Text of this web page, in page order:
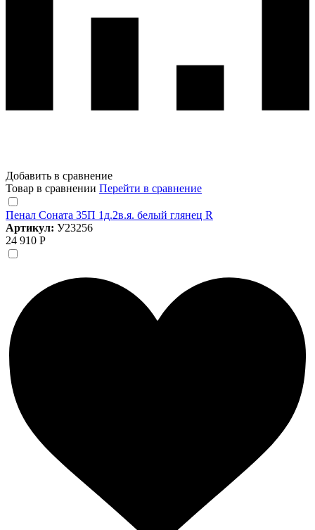
Добавить в сравнение
Товар в сравнении Перейти в сравнение
Пенал Соната 35П 1д.2в.я. белый глянец R
Артикул: У23256
24 910 Р